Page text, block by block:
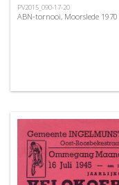
PV2015_090-17-20
ABN-tornooi, Moorslede 1970